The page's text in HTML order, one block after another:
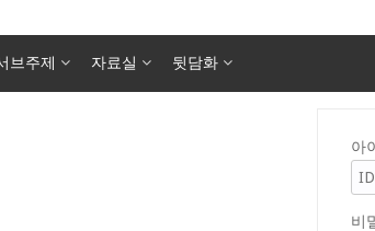
브주제 자료실 뒷담화
아
비